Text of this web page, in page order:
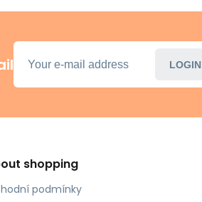
LOGIN
shopping
podmínky